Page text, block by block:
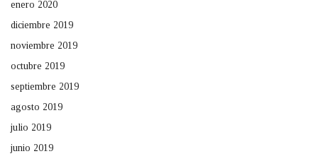
enero 2020
diciembre 2019
noviembre 2019
octubre 2019
septiembre 2019
agosto 2019
julio 2019
junio 2019